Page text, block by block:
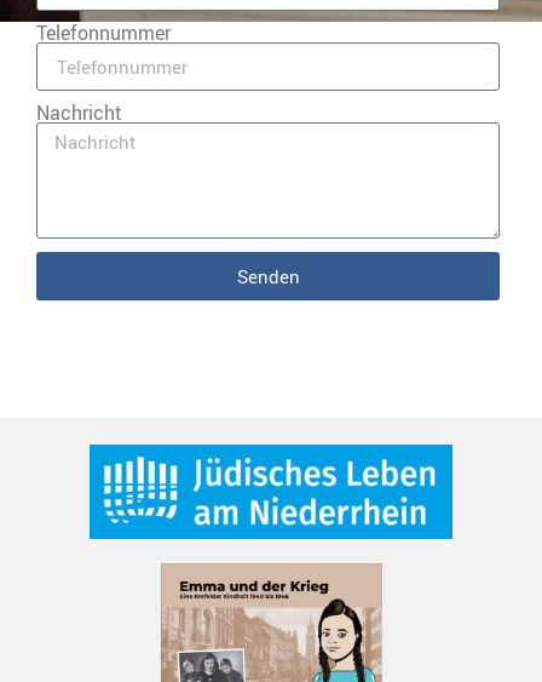
Telefonnummer
Nachricht
Senden